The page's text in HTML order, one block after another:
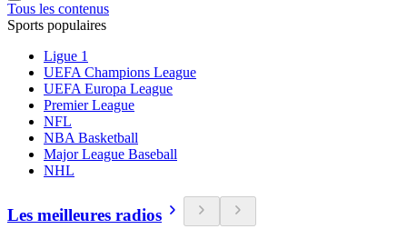
Tous les contenus
Sports populaires
Ligue 1
UEFA Champions League
UEFA Europa League
Premier League
NFL
NBA Basketball
Major League Baseball
NHL
Les meilleures radios